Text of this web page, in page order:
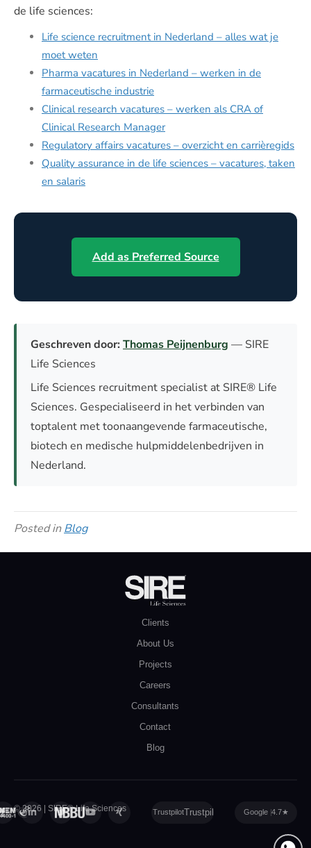
de life sciences:
Life science recruitment in Nederland – alles wat je
moet weten
Pharma vacatures in Nederland – werken in de
farmaceutische industrie
Clinical research vacatures – werken als CRA of
Clinical Research Manager
Regulatory affairs vacatures – overzicht en carrièregids
Quality assurance in de life sciences – vacatures, taken
en salaris
Add as Preferred Source
Geschreven door: Thomas Peijnenburg — SIRE
Life Sciences
Life Sciences recruitment specialist at SIRE® Life
Sciences. Gespecialiseerd in het verbinden van
toptalent met toonaangevende farmaceutische,
biotech en medische hulpmiddelenbedrijven in
Nederland.
Posted inBlog
Clients
About Us
Projects
Careers
Consultants
Contact
Blog
© 2026 | SIRE® Life Sciences
Privacy Policy |Cookie Policy| Sitemap Trustpilot Google 4.7★